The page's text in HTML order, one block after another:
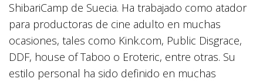
ShibariCamp de Suecia. Ha trabajado como atador
para productoras de cine adulto en muchas
ocasiones, tales como Kink.com, Public Disgrace,
DDF, house of Taboo o Eroteric, entre otras. Su
estilo personal ha sido definido en muchas